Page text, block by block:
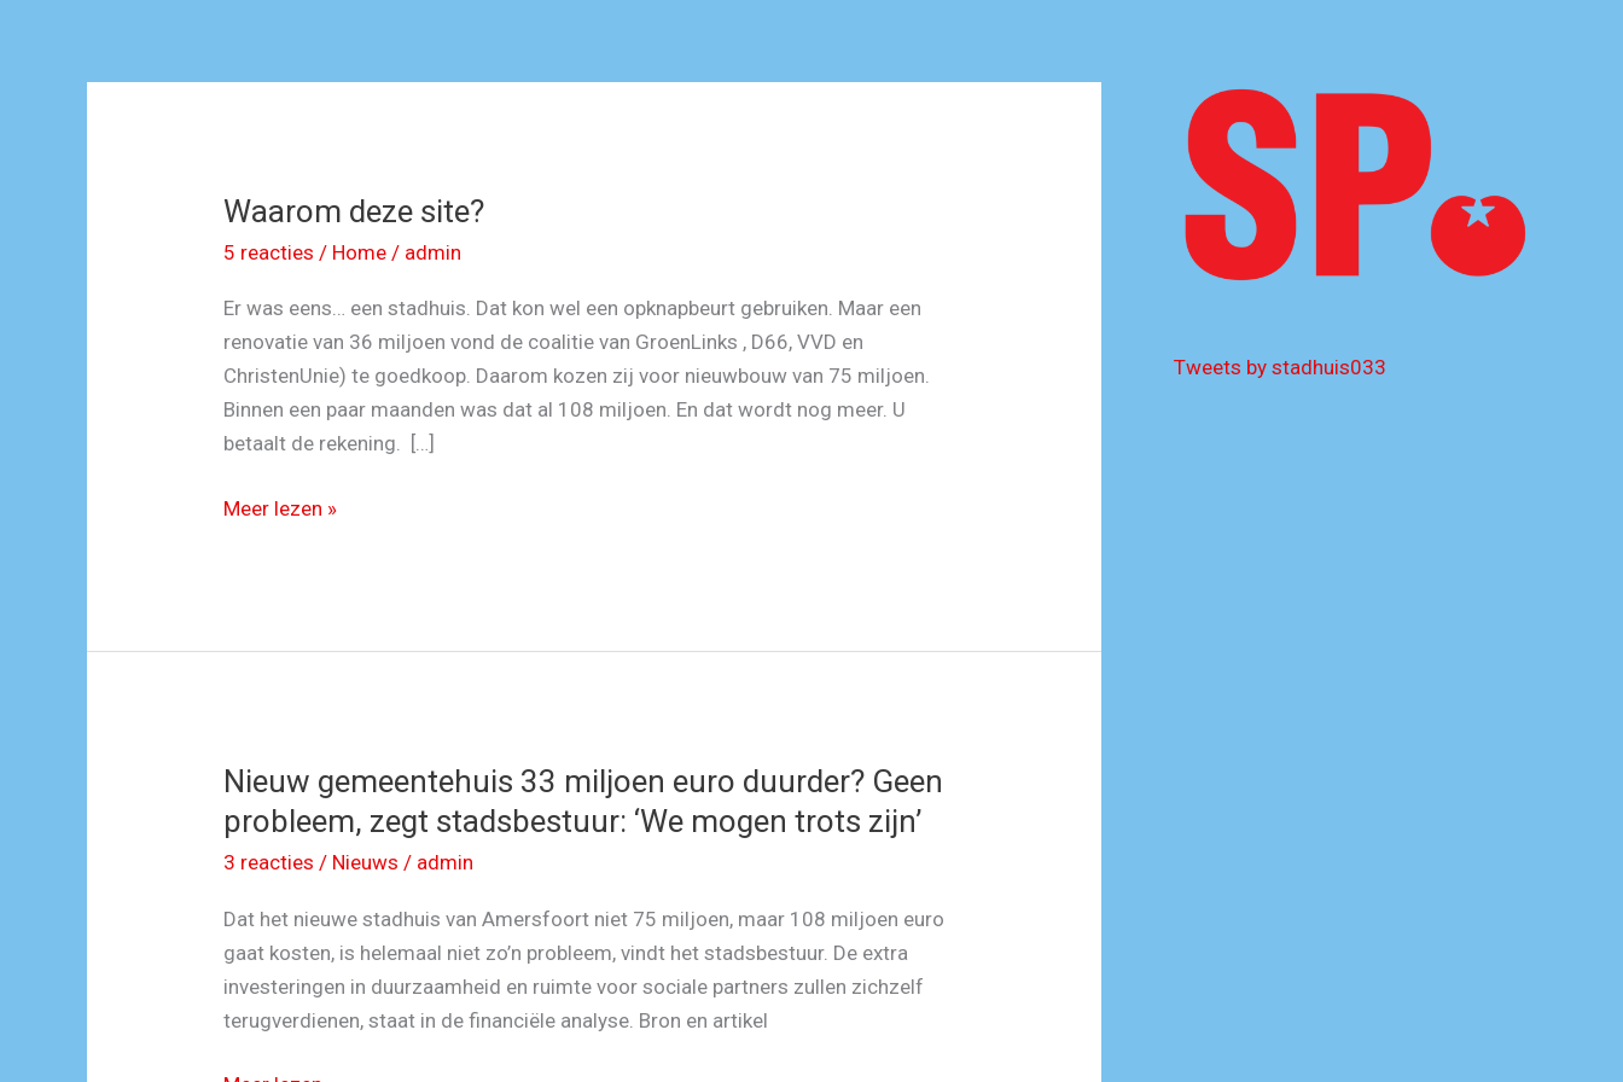
Waarom deze site?
5 reacties / Home / admin
Er was eens… een stadhuis. Dat kon wel een opknapbeurt gebruiken. Maar een
renovatie van 36 miljoen vond de coalitie van GroenLinks , D66, VVD en
ChristenUnie) te goedkoop. Daarom kozen zij voor nieuwbouw van 75 miljoen.
Binnen een paar maanden was dat al 108 miljoen. En dat wordt nog meer. U
betaalt de rekening. […]
Waarom
Meer lezen »
Nieuw gemeentehuis 33 miljoen euro duurder? Geen
probleem, zegt stadsbestuur: ‘We mogen trots zijn’
3 reacties / Nieuws / admin
Dat het nieuwe stadhuis van Amersfoort niet 75 miljoen, maar 108 miljoen euro
gaat kosten, is helemaal niet zo’n probleem, vindt het stadsbestuur. De extra
investeringen in duurzaamheid en ruimte voor sociale partners zullen zichzelf
terugverdienen, staat in de financiële analyse. Bron en artikel
Tweets by stadhuis033